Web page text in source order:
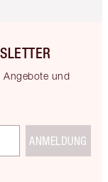
Angebote und
ANMELDUNG